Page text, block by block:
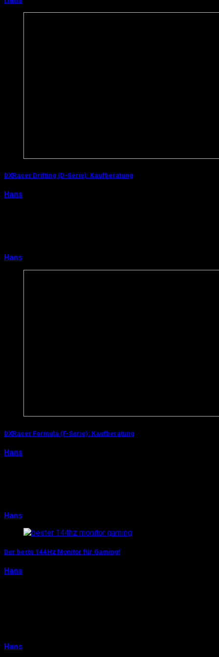
DXRacer Drifting (D-Serie): Kaufberatung
Hans
Hans
DXRacer Formula (F-Serie): Kaufberatung
Hans
Hans
Der beste 144Hz Monitor für Gaming!
Hans
Hans